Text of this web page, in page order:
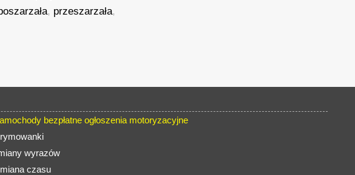
, przeszarzała,
bezpłatne ogłoszenia motoryzacyjne
wyrazów
czasu